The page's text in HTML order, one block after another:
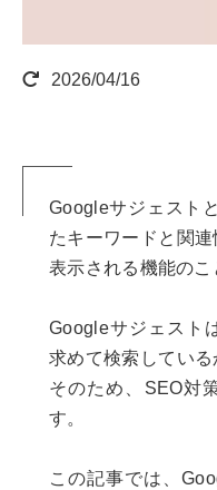
2026/04/16
Googleサジェスト
たキーワードと関
表示される機能のこ
Googleサジェスト
求めて検索している
そのため、SEO対
す。
この記事では、